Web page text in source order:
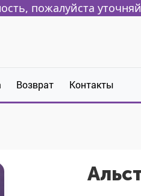
пожалуйста
Возврат Контакты